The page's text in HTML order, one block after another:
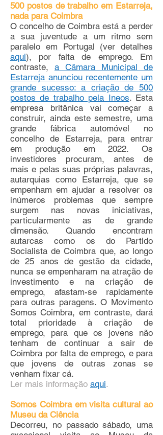
500 postos de trabalho em Estarreja,
nada para Coimbra
O concelho de Coimbra está a perder
a sua juventude a um ritmo sem
paralelo em Portugal (ver detalhes
aqui), por falta de emprego. Em
contraste, a Câmara Municipal de
Estarreja anunciou recentemente um
grande sucesso: a criação de 500
postos de trabalho pela Ineos. Esta
empresa britânica vai começar a
construir, ainda este semestre, uma
grande fábrica automóvel no
concelho de Estarreja, para entrar
em produção em 2022. Os
investidores procuram, antes de
mais e pelas suas próprias palavras,
autarquias como Estarreja, que se
empenham em ajudar a resolver os
inúmeros problemas que sempre
surgem nas novas iniciativas,
particularmente as de grande
dimensão. Quando encontram
autarcas como os do Partido
Socialista de Coimbra que, ao longo
de 25 anos de gestão da cidade,
nunca se empenharam na atração de
investimento e na criação de
emprego, afastam-se rapidamente
para outras paragens. O Movimento
Somos Coimbra, em contraste, dará
total prioridade à criação de
emprego, para que os jovens não
tenham de continuar a sair de
Coimbra por falta de emprego, e para
que jovens de outras zonas se
venham fixar cá.
Ler mais informação aqui.
Somos Coimbra em visita cultural ao
Museu da Ciência
Decorreu, no passado sábado, uma